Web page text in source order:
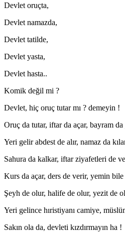
Devlet oruçta,
Devlet namazda,
Devlet tatilde,
Devlet yasta,
Devlet hasta..
Komik değil mi ?
Devlet, hiç oruç tutar mı ? demeyin !
Oruç da tutar, iftar da açar, bayram da
Yeri gelir abdest de alır, namaz da
Sahura da kalkar, iftar ziyafetleri de
Kurs da açar, ders de verir, yemin
Şeyh de olur, halife de olur, yezit de
Yeri gelince hıristiyanı camiye,
Sakın ola da, devleti kızdırmayın ha !